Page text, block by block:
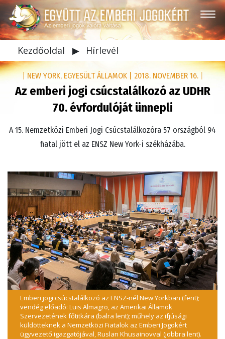
Kezdőoldal ▶ Hírlevél
|NEW YORK, EGYESÜLT ÁLLAMOK 2018. NOVEMBER 16.
Az emberi jogi csúcstalálkozó az UDHR
70. évfordulóját ünnepli
A 15. Nemzetközi Emberi Jogi Csúcstalálkozóra 57 országból 94
fiatal jött el az ENSZ New York-i székházába.
Emberi jogi csúcstalálkozó az ENSZ-nél New Yorkban (fent);
vendég előadó: Luis Almagro, az Amerikai Államok
Szervezetének főtitkára (balra lent); műhely az ifjúsági
küldötteknek a Nemzetközi Fiatalok az Emberi Jogokért
ügyvezető igazgatójával, Ruslan Khusainovval (jobbra lent).